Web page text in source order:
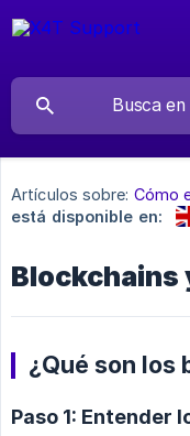
Artículos sobre: Cómo
está disponible en:
Blockchains
¿Qué son los
Paso 1: Entender